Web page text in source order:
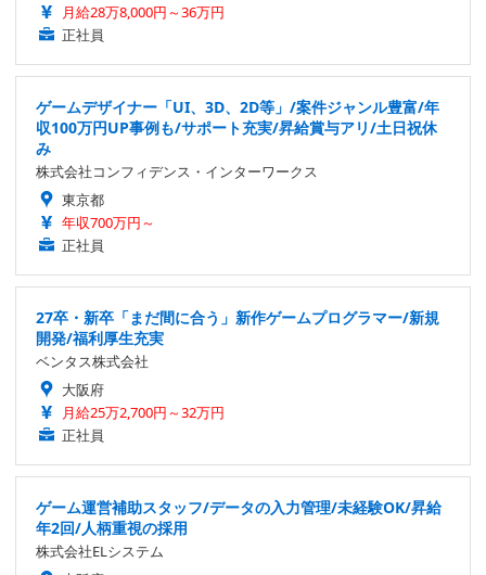
月給28万8,000円～36万円
正社員
ゲームデザイナー「UI、3D、2D等」/案件ジャンル豊富/年
収100万円UP事例も/サポート充実/昇給賞与アリ/土日祝休
み
株式会社コンフィデンス・インターワークス
東京都
年収700万円～
正社員
27卒・新卒「まだ間に合う」新作ゲームプログラマー/新規
開発/福利厚生充実
ベンタス株式会社
大阪府
月給25万2,700円～32万円
正社員
ゲーム運営補助スタッフ/データの入力管理/未経験OK/昇給
年2回/人柄重視の採用
株式会社ELシステム